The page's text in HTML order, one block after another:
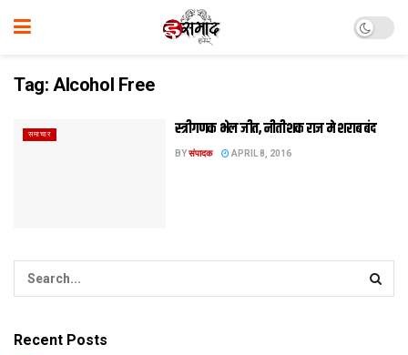
Tag: Alcohol Free
समाचार स्त्रीगणक भेल जीत, नीतीशक राज मे शराब बंद
BYसंपादक APRIL 8, 2016
Recent Posts